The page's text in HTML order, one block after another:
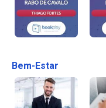
Bem-Estar